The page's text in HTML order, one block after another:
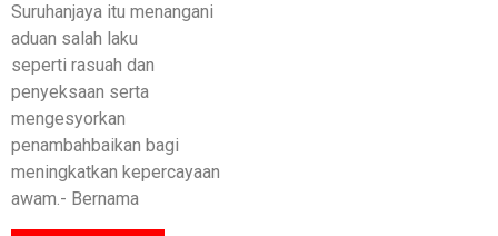
Suruhanjaya itu menangani
aduan salah laku
seperti rasuah dan
penyeksaan serta
mengesyorkan
penambahbaikan bagi
meningkatkan kepercayaan
awam.- Bernama